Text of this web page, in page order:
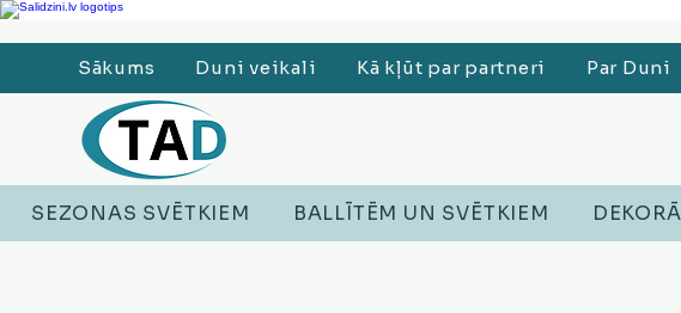
Ledusskapji, Sadzīves tehnika, Smaržas, Operatīvā atmiņa, Putekļu sūcēji, Lego, Austiņas
Sākums Duni veikali Kā kļūt par partneri Par Duni
SEZONAS SVĒTKIEM BALLĪTĒM UN SVĒTKIEM